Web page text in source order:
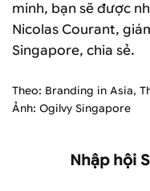
minh, bạn sẽ được
Nicolas Courant,
Singapore, chia sẻ.
Theo: Branding in Asia,
Ảnh: Ogilvy Singapore
Nhập hội